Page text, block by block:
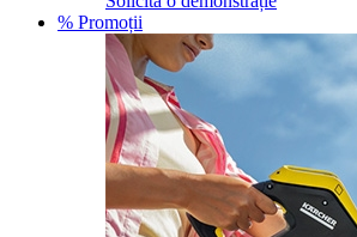
% Promoții